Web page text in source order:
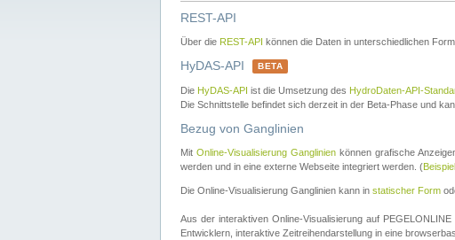
REST-API
Über die REST-API können die Daten in unterschiedlichen
HyDAS-API BETA
Die HyDAS-API ist die Umsetzung des HydroDaten-API-
Die Schnittstelle befindet sich derzeit in der Beta-Phase und
Bezug von Ganglinien
MitOnline-Visualisierung Ganglinien können grafische
werden und in eine externe Webseite integriert werden. (Beispiel
Die Online-Visualisierung Ganglinien kann in statischer Form
Aus der interaktiven Online-Visualisierung auf
Entwicklern, interaktive Zeitreihendarstellung in eine